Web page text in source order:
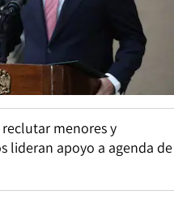
menores y
lideran apoyo a agenda de